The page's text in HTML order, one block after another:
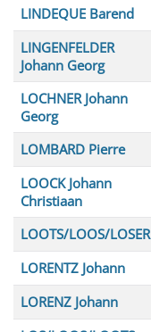
LINDEQUE Barend
LINGENFELDER
Johann Georg
LOCHNER Johann
Georg
LOMBARD Pierre
LOOCK Johann
Christiaan
LOOTS/LOOS/LOSER
LORENTZ Johann
LORENZ Johann